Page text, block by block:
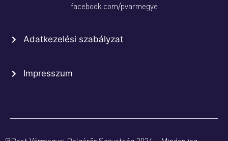
facebook.com/pvarmegye
Adatkezelési szabályzat
Impresszum